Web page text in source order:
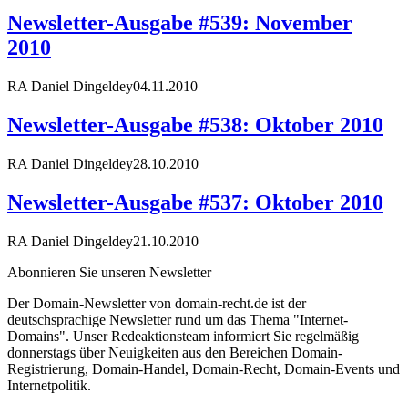
Newsletter-Ausgabe #539: November
2010
RA Daniel Dingeldey04.11.2010
Newsletter-Ausgabe #538: Oktober 2010
RA Daniel Dingeldey28.10.2010
Newsletter-Ausgabe #537: Oktober 2010
RA Daniel Dingeldey21.10.2010
Abonnieren Sie unseren Newsletter
Der Domain-Newsletter von domain-recht.de ist der
deutschsprachige Newsletter rund um das Thema "Internet-
Domains". Unser Redeaktionsteam informiert Sie regelmäßig
donnerstags über Neuigkeiten aus den Bereichen Domain-
Registrierung, Domain-Handel, Domain-Recht, Domain-Events und
Internetpolitik.